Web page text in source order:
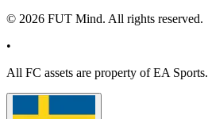
© 2026 FUT Mind. All rights reserved.
•
All FC assets are property of EA Sports.